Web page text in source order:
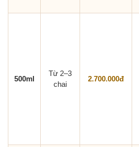
500ml
Từ 2–3
chai
2.700.000đ